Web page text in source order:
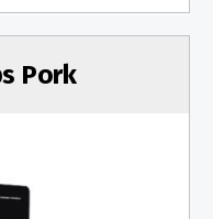
Pork